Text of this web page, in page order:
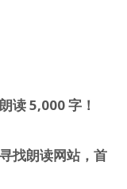
读 5,000 字！
找朗读网站，首